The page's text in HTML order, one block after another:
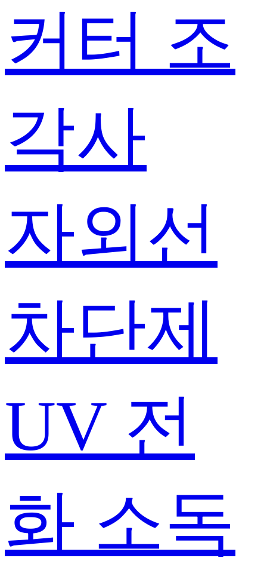
커터 조
각사
자외선
차단제
UV 전
화 소독